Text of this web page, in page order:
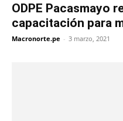
ODPE Pacasmayo
capacitación para
Macronorte.pe - 3 marzo, 2021